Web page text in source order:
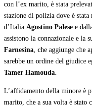
con l’ex marito, è stata
stazione di polizia dove è stata
d’Italia Agostino Palese e
assistono la connazionale e la
Farnesina, che aggiunge che
sarebbe un ordine del giudice
Tamer Hamouda.
L’affidamento della minore è
marito, che a sua volta è stato